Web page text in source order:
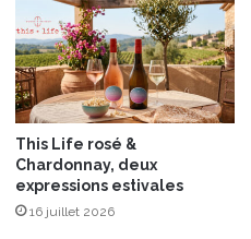
This Life rosé &
Chardonnay, deux
expressions estivales
16 juillet 2026